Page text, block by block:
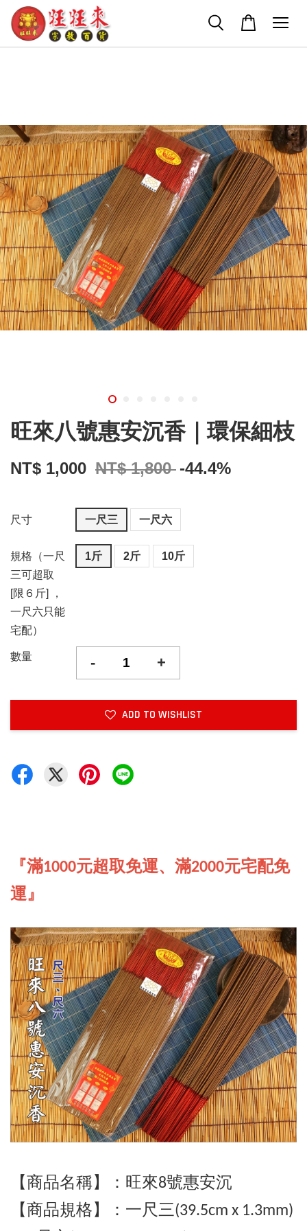
旺來八號惠安沉香｜環保細枝
NT$ 1,000 NT$ 1,800 -44.4%
尺寸 一尺三 一尺六
規格（一尺
三可超取
[限６斤] ，
一尺六只能
宅配）
1斤 2斤 10斤
數量 - +
ADD TO WISHLIST
『滿1000元超取免運、滿2000元宅配免
運』
【商品名稱】：旺來8號惠安沉
【商品規格】： 一尺三(39.5cm x 1.3mm)